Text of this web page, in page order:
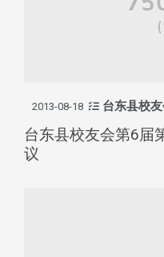
2013-08-18 台东县校
台东县校友会第6届
议